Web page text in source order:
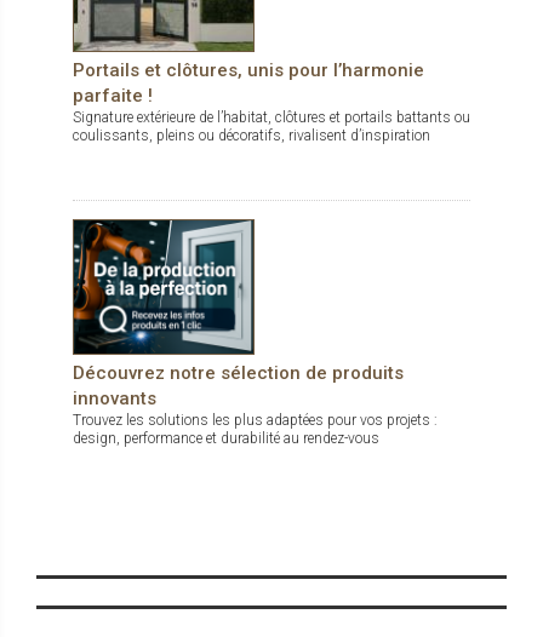
Portails et clôtures, unis pour l’harmonie
parfaite !
Signature extérieure de l’habitat, clôtures et portails battants ou
coulissants, pleins ou décoratifs, rivalisent d’inspiration
Découvrez notre sélection de produits
innovants
Trouvez les solutions les plus adaptées pour vos projets :
design, performance et durabilité au rendez-vous